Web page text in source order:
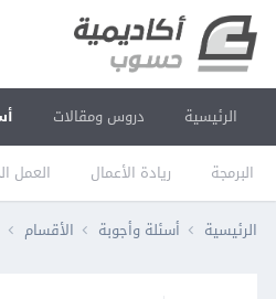
الرئيسية دروس ومقالات
البرمجة ريادة الأعمال العمل
الرئيسية أسئلة وأجوبة الأقسام